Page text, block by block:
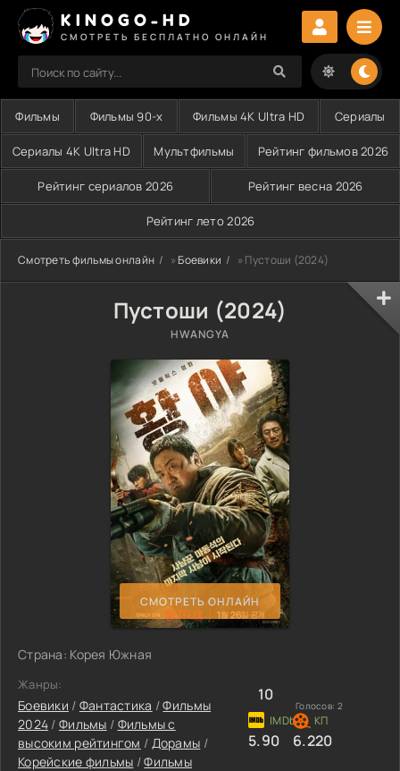
KINOGO-HD
СМОТРЕТЬ БЕСПЛАТНО ОНЛАЙН
Фильмы Фильмы 90-х Фильмы 4K Ultra HD Сериалы
Сериалы 4K Ultra HD Мультфильмы Рейтинг фильмов 2026
Рейтинг сериалов 2026 Рейтинг весна 2026
Рейтинг лето 2026
Смотреть фильмы онлайн »Боевики » Пустоши (2024)
Пустоши (2024)
HWANGYA
СМОТРЕТЬ ОНЛАЙН
Страна: Корея Южная
Жанры:
Боевики / Фантастика /Фильмы
2024 / Фильмы / Фильмы с
высоким рейтингом / Дорамы /
Корейские фильмы /Фильмы
10
Голосов: 2
5.90 6.220